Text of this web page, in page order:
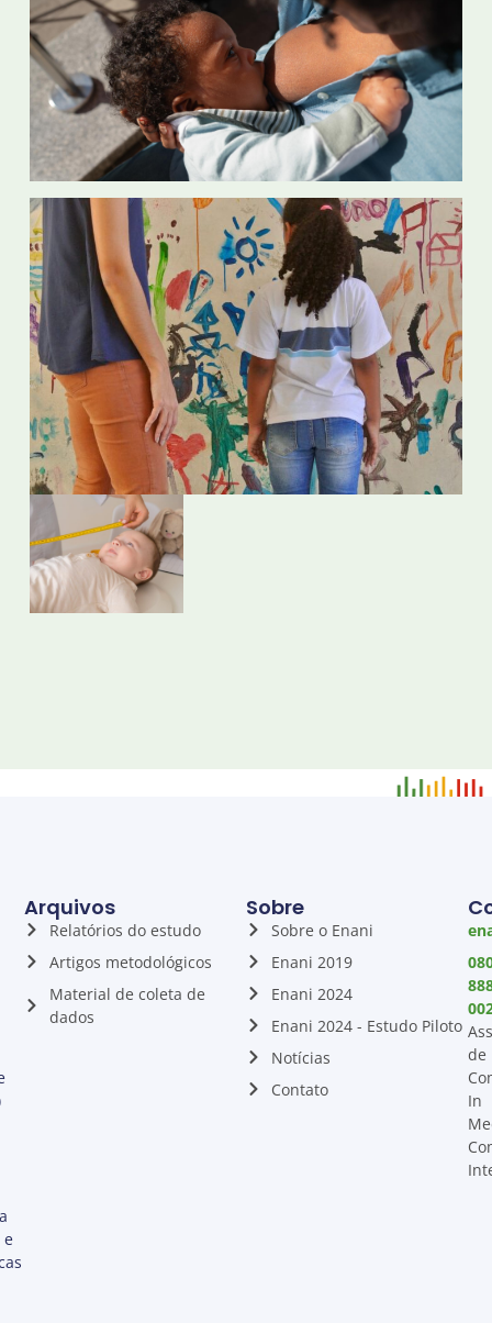
e
Sobre
Sobre o Enani
Enani 2019
Enani 2024
Enani 2024 - Estudo Piloto
Notícias
Contato
Arquivos
Relatórios do estudo
Artigos metodológicos
Material de coleta de
dados
de
In